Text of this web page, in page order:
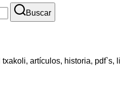
Buscar
artículos, historia, pdf`s,